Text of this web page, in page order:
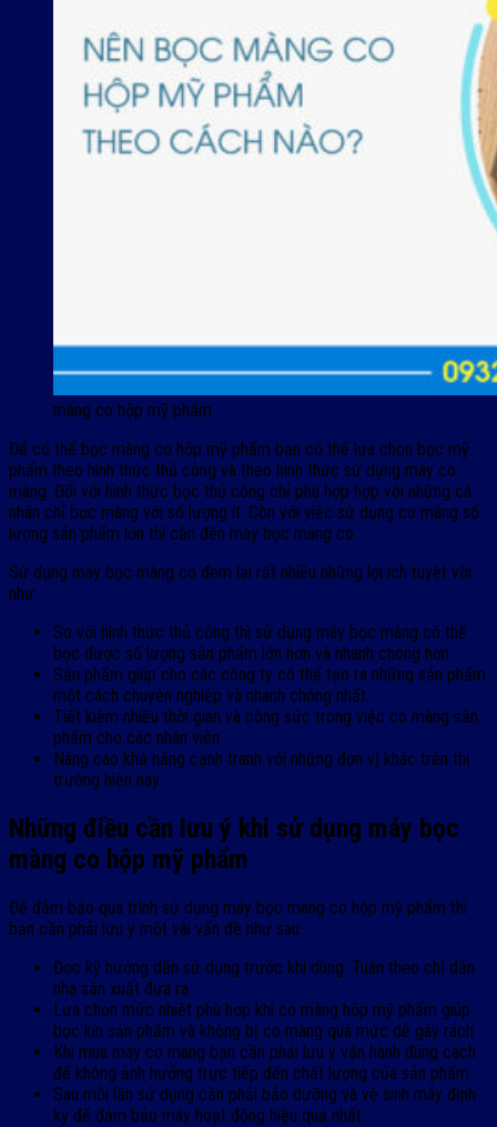
màng co hộp mỹ phẩm
Để có thể bọc màng co hộp mỹ phẩm bạn có thể lựa chọn bọc mỹ
phẩm theo hình thức thủ công và theo hình thức sử dụng máy co
màng. Đối với hình thức bọc thủ công chỉ phù hợp hợp với những cá
nhân chỉ bọc màng với số lượng ít. Còn với việc sử dụng co màng số
lượng sản phẩm lớn thì cần đến máy bọc màng co.
Sử dụng máy bọc màng co đem lại rất nhiều những lợi ích tuyệt vời
như:
So với hình thức thủ công thì sử dụng máy bọc màng có thể
bọc được số lượng sản phẩm lớn hơn và nhanh chóng hơn.
Sản phẩm giúp cho các công ty có thể tạo ra những sản phẩm
một cách chuyên nghiệp và nhanh chóng nhất.
Tiết kiệm nhiều thời gian và công sức trong việc co màng sản
phẩm cho các nhân viên.
Nâng cao khả năng cạnh tranh với những đơn vị khác trên thị
trường hiện nay.
Những điều cần lưu ý khi sử dụng máy bọc
màng co hộp mỹ phẩm
Để đảm bảo quá trình sử dụng máy bọc màng co hộp mỹ phẩm thì
bạn cần phải lưu ý một vài vấn đề như sau:
Đọc kỹ hướng dẫn sử dụng trước khi dùng. Tuân theo chỉ dẫn
nhà sản xuất đưa ra.
Lựa chọn mức nhiệt phù hợp khi co màng hộp mỹ phẩm giúp
bọc kín sản phẩm và không bị co màng quá mức dễ gây rách.
Khi mua máy co màng bạn cần phải lưu ý vận hành đúng cách
để không ảnh hưởng trực tiếp đến chất lượng của sản phẩm.
Sau mỗi lần sử dụng cần phải bảo dưỡng và vệ sinh máy định
kỳ để đảm bảo máy hoạt động hiệu quả nhất.